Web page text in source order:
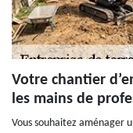
Votre chantier
les mains de
Vous souhaitez aménager